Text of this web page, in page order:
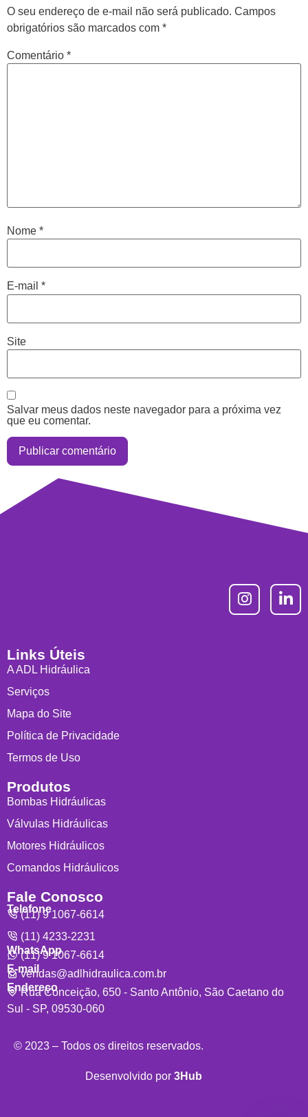
O seu endereço de e-mail não será publicado. Campos
obrigatórios são marcados com *
Comentário *
Nome *
E-mail *
Site
Salvar meus dados neste navegador para a próxima vez
que eu comentar.
Links Úteis
A ADL Hidráulica
Serviços
Mapa do Site
Política de Privacidade
Termos de Uso
Produtos
Bombas Hidráulicas
Válvulas Hidráulicas
Motores Hidráulicos
Comandos Hidráulicos
Fale Conosco
Telefone
(11) 9 1067-6614
(11) 4233-2231
WhatsApp
(11) 9 1067-6614
E-mail
vendas@adlhidraulica.com.br
Endereço
Rua Conceição, 650 - Santo Antônio, São Caetano do
Sul - SP, 09530-060
© 2023 – Todos os direitos reservados.
Desenvolvido por 3Hub